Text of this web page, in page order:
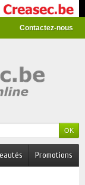
Contactez-nous
Promotions